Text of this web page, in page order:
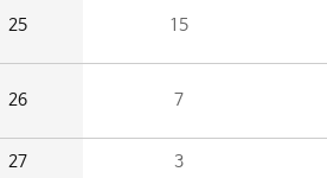
25 15
26 7
27 3